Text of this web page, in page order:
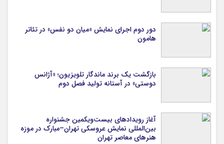
دور دوم اجرای نمایش «میان دو نفس» در تئاتر
هامون
بازگشت یک برند ماندگار تلویزیون؛ «آژانس
دوستی» در آستانه تولید فصل دوم
آغاز رویدادهای بیست‌ویکمین جشنواره
بین‌المللی نمایش عروسکی تهران–مبارک در موزه
هنرهای معاصر تهران